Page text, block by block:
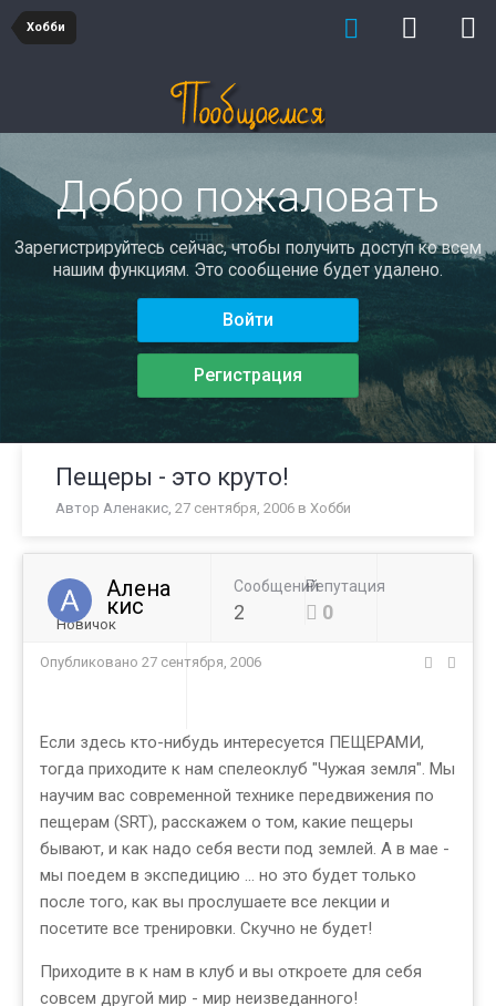
Хобби
Добро пожаловать
Зарегистрируйтесь сейчас, чтобы получить доступ ко всем
нашим функциям. Это сообщение будет удалено.
Войти
Регистрация
Пещеры - это круто!
Автор Аленакис, 27 сентября, 2006 в Хобби
Алена
кис
Новичок
Сообщений
2
Репутация
0
Опубликовано 27 сентября, 2006
Если здесь кто-нибудь интересуется ПЕЩЕРАМИ,
тогда приходите к нам спелеоклуб "Чужая земля". Мы
научим вас современной технике передвижения по
пещерам (SRT), расскажем о том, какие пещеры
бывают, и как надо себя вести под землей. А в мае -
мы поедем в экспедицию … но это будет только
после того, как вы прослушаете все лекции и
посетите все тренировки. Скучно не будет!
Приходите в к нам в клуб и вы откроете для себя
совсем другой мир - мир неизведанного!